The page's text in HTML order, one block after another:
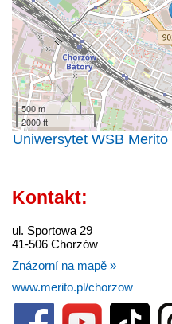
500 m
2000 ft
Uniwersytet WSB
Kontakt:
ul. Sportowa 29
41-506 Chorzów
Znázorní na mapě »
www.merito.pl/chorzow